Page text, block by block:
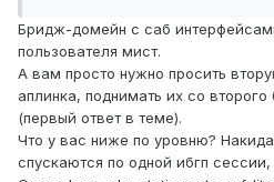
Бридж-домейн с саб
пользователя мист.
А вам просто нужно просить
аплинка, поднимать их со
(первый ответ в теме).
Что у вас ниже по уровню?
спускаются по одной ибгп